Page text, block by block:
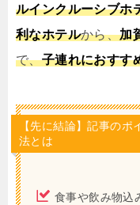
ルインクルーシブホ
利なホテルから、加
で、子連れにおすす
【先に結論】記事の
法とは
食事や飲み物込